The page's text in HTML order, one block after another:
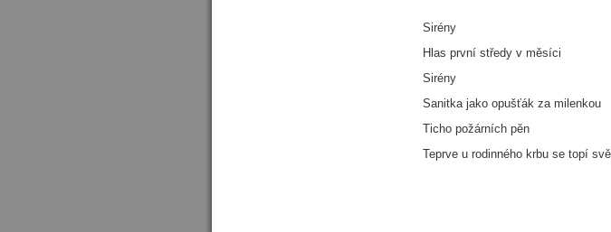
Sirény
Hlas první středy v měsíci
Sirény
Sanitka jako opušťák za milenkou
Ticho požárních pěn
Teprve u rodinného krbu se topí